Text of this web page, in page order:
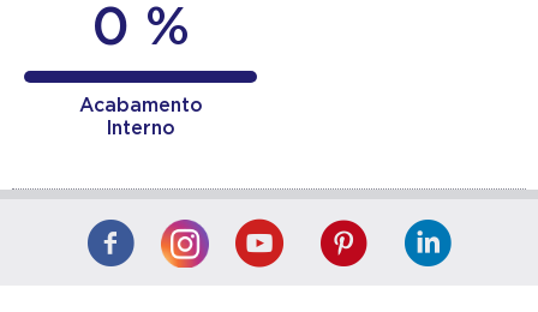
0 %
Acabamento
Interno